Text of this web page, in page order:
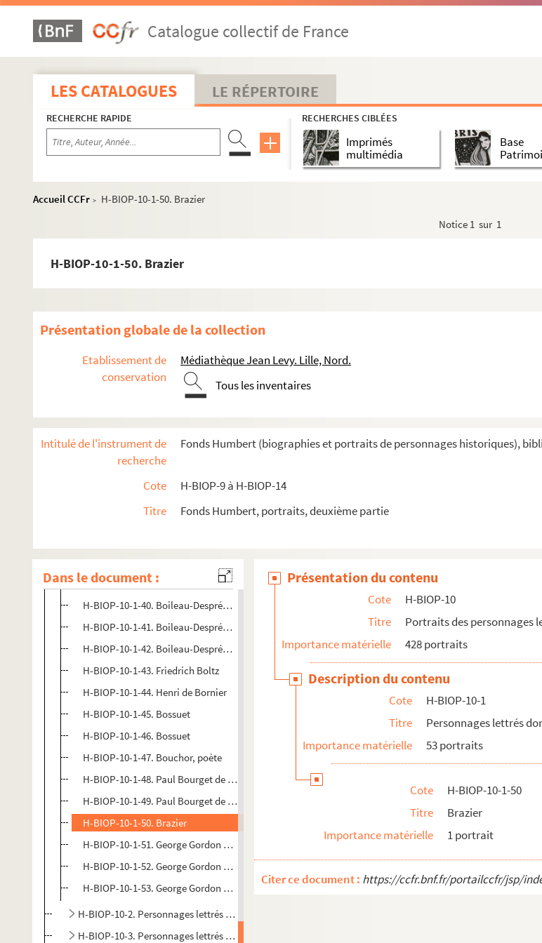
Catalogue collectif de France
LES CATALOGUES LE RÉPERTOIRE
RECHERCHE RAPIDE RECHERCHES CIBLÉES
Imprimés
multimédia
Base
Accueil CCFr >
H-BIOP-10-1-50. Brazier
Notice 1 sur 1
H-BIOP-10-1-50. Brazier
Présentation globale de la collection
Etablissement de
conservation
Médiathèque Jean Levy. Lille, Nord.
Tous les inventaires
Intitulé de l'instrument de
recherche
Fonds Humbert (biographies et portraits de personnages historiques),
Cote
H-BIOP-9 à H-BIOP-14
Titre
Fonds Humbert, portraits, deuxième partie
Dans le document :
H-BIOP-10-1-13. Théodore Aubanel
H-BIOP-10-1-14. Théodore Aubanel
H-BIOP-10-1-15. Théodore Aubanel
H-BIOP-10-1-16. Emile Augier
H-BIOP-10-1-17. Emile Augier
H-BIOP-10-1-18. Félix Arvers
H-BIOP-10-1-19. Lord Bacon
H-BIOP-10-1-21. Joanna Baillie
H-BIOP-10-1-23. De Balzac
H-BIOP-10-1-24. Jules Barbier
H-BIOP-10-1-27. Beaumarchais
H-BIOP-10-1-29. Béranger
H-BIOP-10-1-30. Béranger
H-BIOP-10-1-32. Béranger
H-BIOP-10-1-33. Béranger
H-BIOP-10-1-36. Adam Billaut
H-BIOP-10-1-38. Le chevalier de Blamont
H-BIOP-10-1-39. Boileau-Despréaux
H-BIOP-10-1-40. Boileau-Despréaux
H-BIOP-10-1-41. Boileau-Despréaux
H-BIOP-10-1-42. Boileau-Despréaux
H-BIOP-10-1-43. Friedrich Boltz
H-BIOP-10-1-44. Henri de Bornier
H-BIOP-10-1-45. Bossuet
H-BIOP-10-1-46. Bossuet
H-BIOP-10-1-47. Bouchor, poète
H-BIOP-10-1-48. Paul Bourget de l'Académie
H-BIOP-10-1-49. Paul Bourget de l'Académie
H-BIOP-10-1-50. Brazier
H-BIOP-10-1-51. George Gordon Byron
H-BIOP-10-1-52. George Gordon Byron
H-BIOP-10-1-53. George Gordon Byron
H-BIOP-10-2. Personnages lettrés dont le nom commence par C et D
H-BIOP-10-3. Personnages lettrés dont le nom commence par E, F, G, H, I et J
Présentation du contenu
Cote
H-BIOP-10
Titre
Portraits des personnages
Importance matérielle
428 portraits
Description du contenu
Cote
H-BIOP-10-1
Titre
Personnages lettrés
Importance matérielle
53 portraits
Cote
H-BIOP-10-1-50
Titre
Brazier
Importance matérielle
1 portrait
Citer ce document : https://ccfr.bnf.fr/portailccfr/jsp/